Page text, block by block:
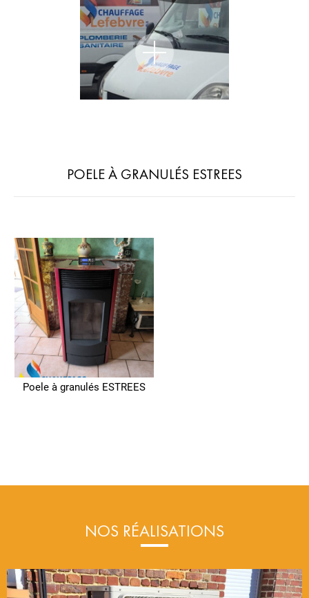
POELE À GRANULÉS ESTREES
Poele à granulés ESTREES
NOS RÉALISATIONS